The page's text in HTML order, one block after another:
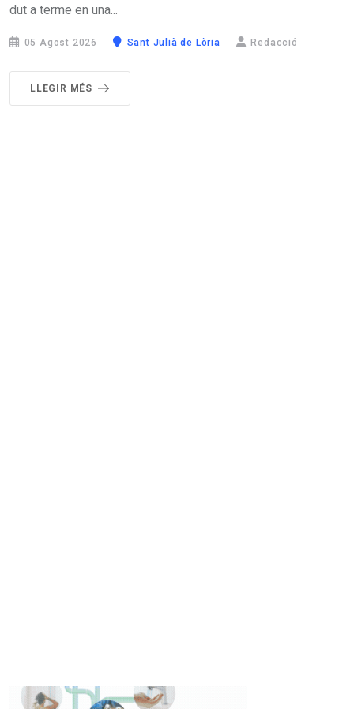
dut a terme en una...
05 Agost 2026 Sant Julià de Lòria Redacció
LLEGIR MÉS